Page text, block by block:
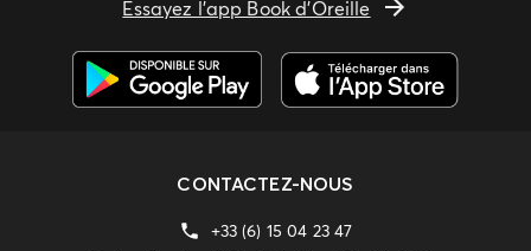
Essayez l'app Book d'Oreille
CONTACTEZ-NOUS
+33 (6) 15 04 23 47